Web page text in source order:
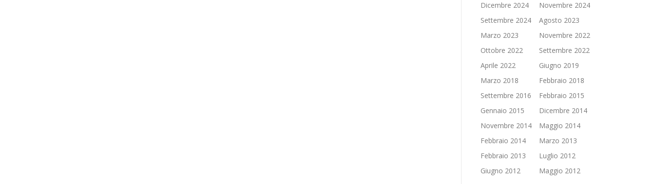
Dicembre 2024
Novembre 2024
Settembre 2024
Agosto 2023
Marzo 2023
Novembre 2022
Ottobre 2022
Settembre 2022
Aprile 2022
Giugno 2019
Marzo 2018
Febbraio 2018
Settembre 2016
Febbraio 2015
Gennaio 2015
Dicembre 2014
Novembre 2014
Maggio 2014
Febbraio 2014
Marzo 2013
Febbraio 2013
Luglio 2012
Giugno 2012
Maggio 2012